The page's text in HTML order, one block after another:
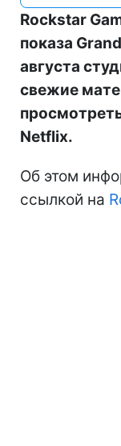
Rockstar
показа
августа
свежие
Netflix.
Об этом
ссылкой на